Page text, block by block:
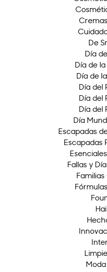
De
Día
Día de
Día de
Día del
Día del
Día del
Día
Escapadas
Escapadas
Fallas y